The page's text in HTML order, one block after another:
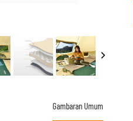
Gambaran Umum